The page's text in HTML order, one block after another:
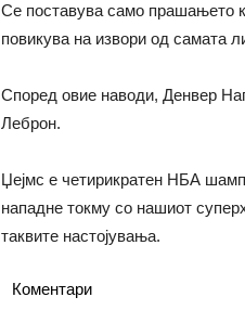
Се поставува само прашањето
повикува на извори од самата
Според овие наводи, Денвер
Леброн.
Џејмс е четирикратен НБА
нападне токму со нашиот
таквите настојувања.
Коментари